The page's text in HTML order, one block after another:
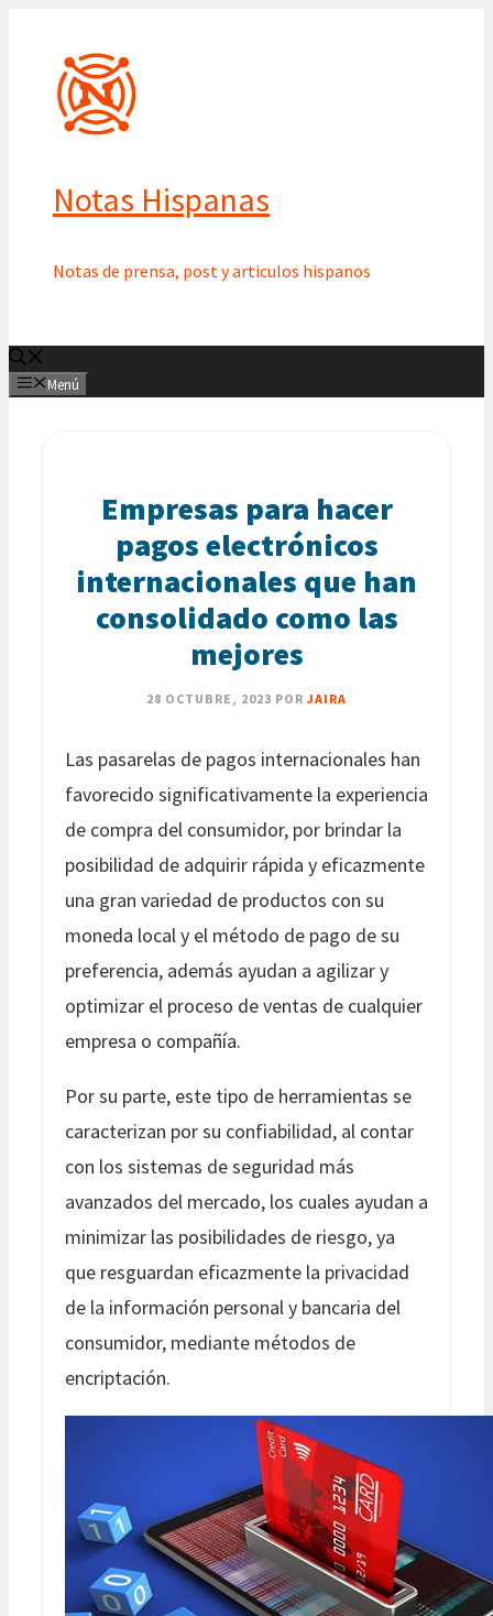
contenido
Notas Hispanas
Notas de prensa, post y articulos hispanos
Menú
Empresas para hacer
pagos electrónicos
internacionales que han
consolidado como las
mejores
28 OCTUBRE, 2023 POR JAIRA
Las pasarelas de pagos internacionales han
favorecido significativamente la experiencia
de compra del consumidor, por brindar la
posibilidad de adquirir rápida y eficazmente
una gran variedad de productos con su
moneda local y el método de pago de su
preferencia, además ayudan a agilizar y
optimizar el proceso de ventas de cualquier
empresa o compañía.
Por su parte, este tipo de herramientas se
caracterizan por su confiabilidad, al contar
con los sistemas de seguridad más
avanzados del mercado, los cuales ayudan a
minimizar las posibilidades de riesgo, ya
que resguardan eficazmente la privacidad
de la información personal y bancaria del
consumidor, mediante métodos de
encriptación.